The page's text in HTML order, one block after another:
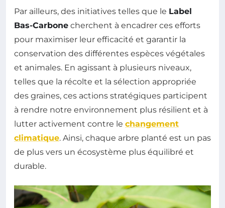
Par ailleurs, des initiatives telles que le Label
Bas-Carbone cherchent à encadrer ces efforts
pour maximiser leur efficacité et garantir la
conservation des différentes espèces végétales
et animales. En agissant à plusieurs niveaux,
telles que la récolte et la sélection appropriée
des graines, ces actions stratégiques participent
à rendre notre environnement plus résilient et à
lutter activement contre le changement
climatique. Ainsi, chaque arbre planté est un pas
de plus vers un écosystème plus équilibré et
durable.